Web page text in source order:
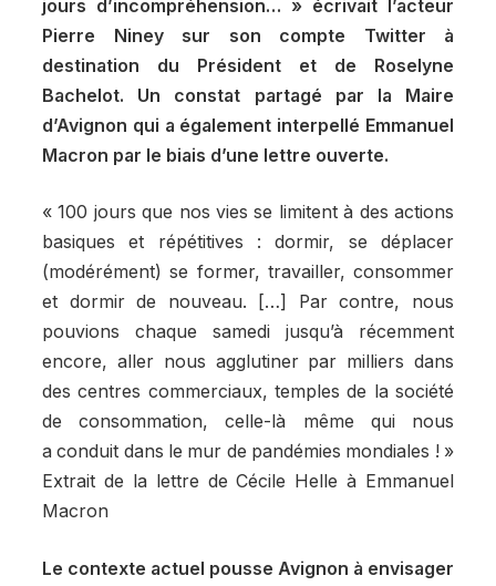
jours d’incompréhension… » écrivait l’acteur
Pierre Niney sur son compte Twitter à
destination du Président et de Roselyne
Bachelot. Un constat partagé par la Maire
d’Avignon qui a également interpellé Emmanuel
Macron par le biais d’une lettre ouverte.
« 100 jours que nos vies se limitent à des actions
basiques et répétitives : dormir, se déplacer
(modérément) se former, travailler, consommer
et dormir de nouveau. […] Par contre, nous
pouvions chaque samedi jusqu’à récemment
encore, aller nous agglutiner par milliers dans
des centres commerciaux, temples de la société
de consommation, celle-là même qui nous
a conduit dans le mur de pandémies mondiales ! »
Extrait de la lettre de Cécile Helle à Emmanuel
Macron
Le contexte actuel pousse Avignon à envisager